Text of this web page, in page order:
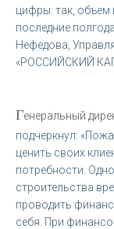
цифры: так, объем
последние
Нефедова,
«РОССИЙСКИЙ
Генеральный
подчеркнул:
ценить своих
потребности.
строительства
проводить
себя. При